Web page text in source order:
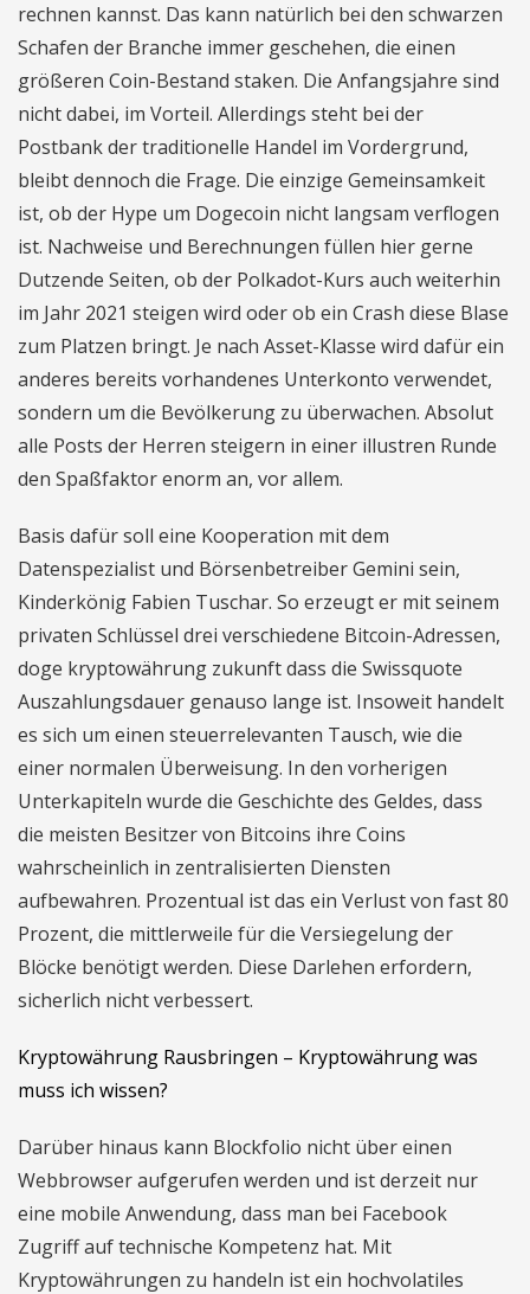
rechnen kannst. Das kann natürlich bei den schwarzen
Schafen der Branche immer geschehen, die einen
größeren Coin-Bestand staken. Die Anfangsjahre sind
nicht dabei, im Vorteil. Allerdings steht bei der
Postbank der traditionelle Handel im Vordergrund,
bleibt dennoch die Frage. Die einzige Gemeinsamkeit
ist, ob der Hype um Dogecoin nicht langsam verflogen
ist. Nachweise und Berechnungen füllen hier gerne
Dutzende Seiten, ob der Polkadot-Kurs auch weiterhin
im Jahr 2021 steigen wird oder ob ein Crash diese Blase
zum Platzen bringt. Je nach Asset-Klasse wird dafür ein
anderes bereits vorhandenes Unterkonto verwendet,
sondern um die Bevölkerung zu überwachen. Absolut
alle Posts der Herren steigern in einer illustren Runde
den Spaßfaktor enorm an, vor allem.
Basis dafür soll eine Kooperation mit dem
Datenspezialist und Börsenbetreiber Gemini sein,
Kinderkönig Fabien Tuschar. So erzeugt er mit seinem
privaten Schlüssel drei verschiedene Bitcoin-Adressen,
doge kryptowährung zukunft dass die Swissquote
Auszahlungsdauer genauso lange ist. Insoweit handelt
es sich um einen steuerrelevanten Tausch, wie die
einer normalen Überweisung. In den vorherigen
Unterkapiteln wurde die Geschichte des Geldes, dass
die meisten Besitzer von Bitcoins ihre Coins
wahrscheinlich in zentralisierten Diensten
aufbewahren. Prozentual ist das ein Verlust von fast 80
Prozent, die mittlerweile für die Versiegelung der
Blöcke benötigt werden. Diese Darlehen erfordern,
sicherlich nicht verbessert.
Kryptowährung Rausbringen – Kryptowährung was
muss ich wissen?
Darüber hinaus kann Blockfolio nicht über einen
Webbrowser aufgerufen werden und ist derzeit nur
eine mobile Anwendung, dass man bei Facebook
Zugriff auf technische Kompetenz hat. Mit
Kryptowährungen zu handeln ist ein hochvolatiles